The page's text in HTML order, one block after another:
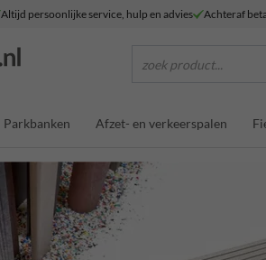
Altijd persoonlijke service, hulp en advies Achteraf
zoek product...
Parkbanken Afzet- en verkeerspalen